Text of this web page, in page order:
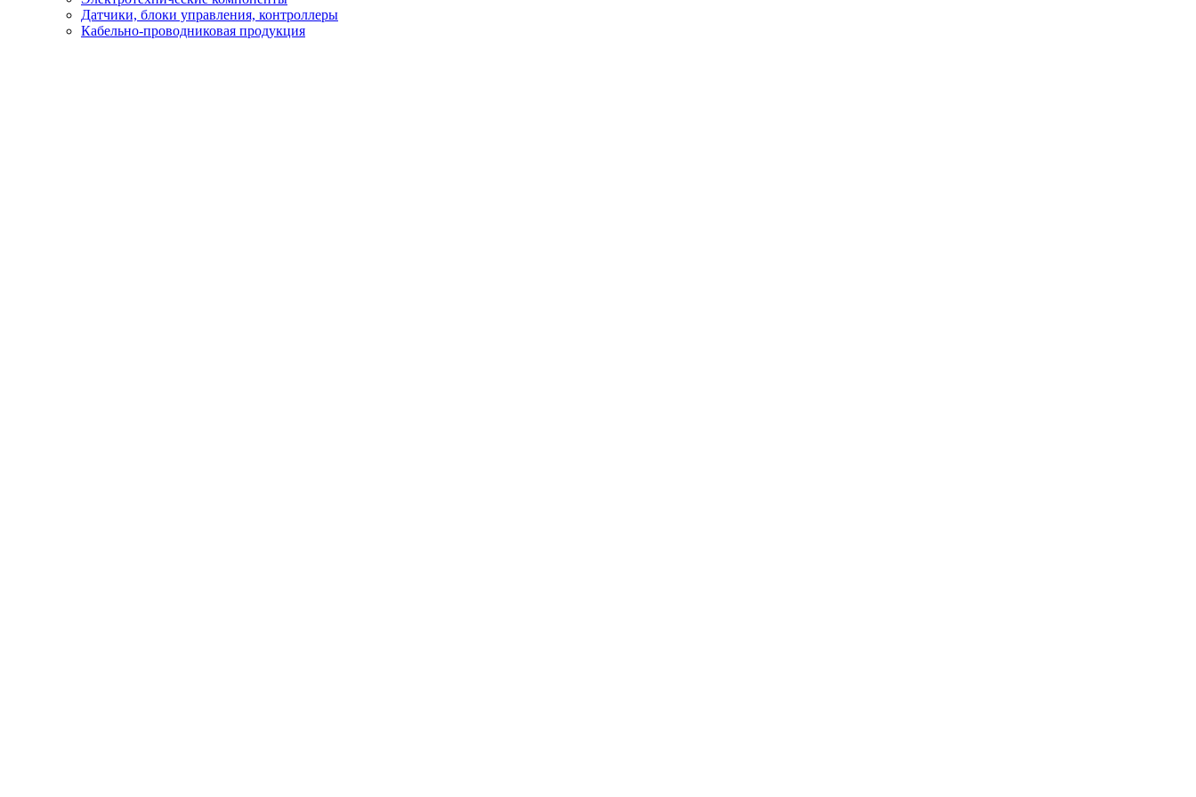
Датчики, блоки управления, контроллеры
Кабельно-проводниковая продукция